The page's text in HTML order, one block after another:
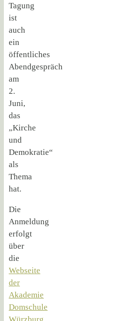
Tagung
ist
auch
ein
öffentliches
Abendgespräch
am
2.
Juni,
das
„Kirche
und
Demokratie“
als
Thema
hat.
Die
Anmeldung
erfolgt
über
die
Webseite
der
Akademie
Domschule